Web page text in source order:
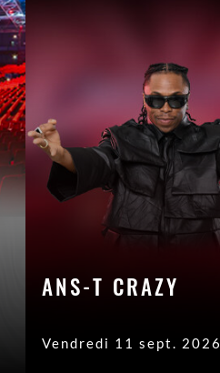
ANS-T CRAZY
Vendredi 11 sept. 2026